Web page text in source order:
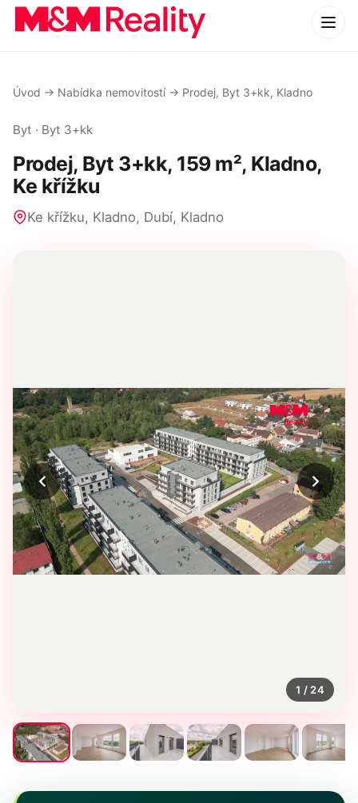
Úvod → Nabídka nemovitostí→ Prodej, Byt 3+kk, Kladno
NA PRODEJ
Byt · Byt 3+kk
Prodej, Byt 3+kk, 159 m², Kladno,
Ke křížku
Ke křížku, Kladno, Dubí, Kladno
1 / 24